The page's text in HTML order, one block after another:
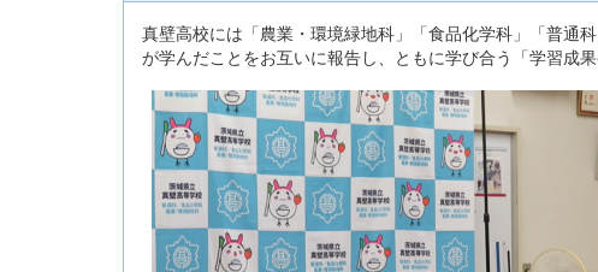
真壁高校には「農業・環境緑地科」「食品化学科」「普通
が学んだことをお互いに報告し、ともに学び合う「学習成果